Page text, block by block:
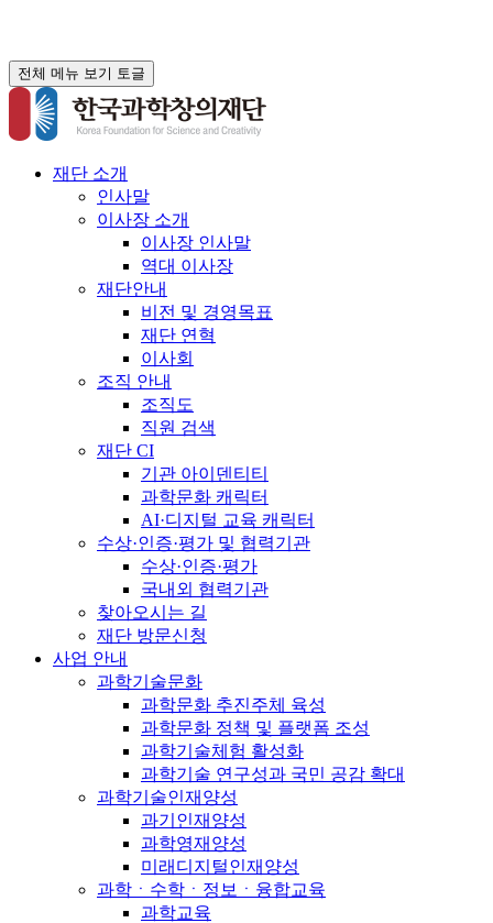
전체 메뉴 보기 토글
재단 소개
인사말
이사장 소개
이사장 인사말
역대 이사장
재단안내
비전 및 경영목표
재단 연혁
이사회
조직 안내
조직도
직원 검색
재단 CI
기관 아이덴티티
과학문화 캐릭터
AI·디지털 교육 캐릭터
수상·인증·평가 및 협력기관
수상·인증·평가
국내외 협력기관
찾아오시는 길
재단 방문신청
사업 안내
과학기술문화
과학문화 추진주체 육성
과학문화 정책 및 플랫폼 조성
과학기술체험 활성화
과학기술 연구성과 국민 공감 확대
과학기술인재양성
과기인재양성
과학영재양성
미래디지털인재양성
과학ㆍ수학ㆍ정보ㆍ융합교육
과학교육